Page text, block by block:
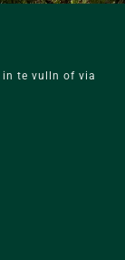
in te vulln of via